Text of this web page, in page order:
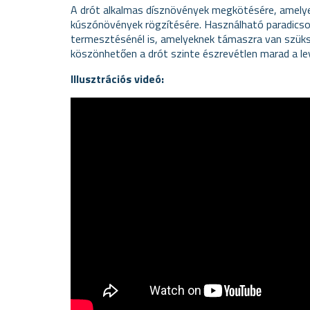
A drót alkalmas dísznövények megkötésére,
kúszónövények rögzítésére. Használható
termesztésénél is, amelyeknek támaszra van
köszönhetően a drót szinte észrevétlen marad a
Illusztrációs videó: